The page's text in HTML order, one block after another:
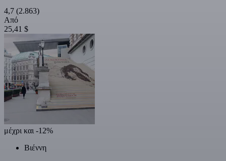
4,7 (2.863)
Από
25,41 $
μέχρι και -12%
Βιέννη